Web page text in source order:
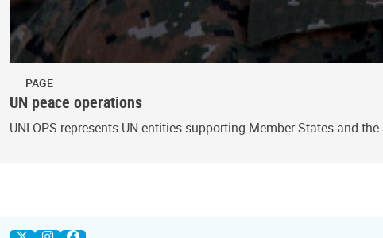
PAGE
UN peace operations
UNLOPS represents UN entities supporting Member States and